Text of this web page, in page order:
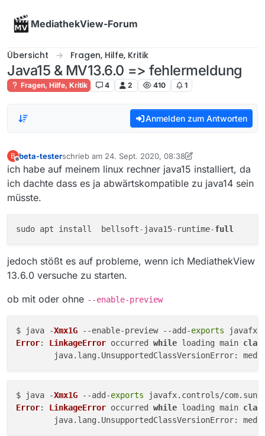
MediathekView-Forum
Übersicht Fragen, Hilfe, Kritik
Java15 & MV13.6.0 => fehlermeldung
Fragen, Hilfe, Kritik 4 2 410 1
Anmelden zum Antworten
B
Offline
beta-testerschrieb am 24. Sept. 2020, 08:38
zuletzt editiert von beta-tester
ich habe auf meinem linux rechner java15 installiert, da
ich dachte dass es ja abwärtskompatible zu java14 sein
müsste.
sudo apt install  bellsoft- java15- runtime-full
jedoch stößt es auf probleme, wenn ich MediathekView
13.6.0 versuche zu starten.
ob mit oder ohne --enable-preview
$ java -Xmx1G --enable-preview --add-exports javafx.
Error: LinkageError occurred while loading main
	java.
lang . UnsupportedClassVersionError:
$ java -Xmx1G --add-exports javafx. controls/com. sun
Error: LinkageError occurred while loading main
	java.
lang . UnsupportedClassVersionError: